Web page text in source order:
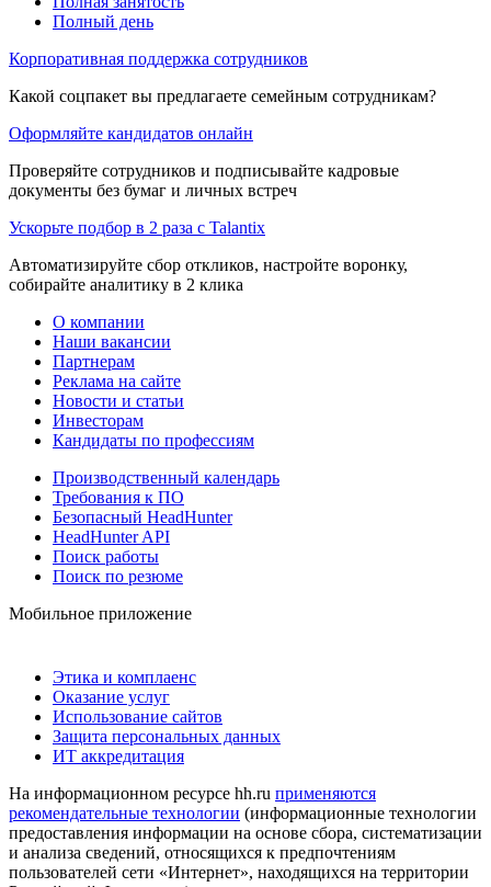
Полный день
Корпоративная поддержка сотрудников
Какой соцпакет вы предлагаете семейным сотрудникам?
Оформляйте кандидатов онлайн
Проверяйте сотрудников и подписывайте кадровые
документы без бумаг и личных встреч
Ускорьте подбор в 2 раза с Talantix
Автоматизируйте сбор откликов, настройте воронку,
собирайте аналитику в 2 клика
О компании
Наши вакансии
Партнерам
Реклама на сайте
Новости и статьи
Инвесторам
Кандидаты по профессиям
Производственный календарь
Требования к ПО
Безопасный HeadHunter
HeadHunter API
Поиск работы
Поиск по резюме
Мобильное приложение
Этика и комплаенс
Оказание услуг
Использование сайтов
Защита персональных данных
ИТ аккредитация
На информационном ресурсе hh.ru применяются
рекомендательные технологии (информационные технологии
предоставления информации на основе сбора, систематизации
и анализа сведений, относящихся к предпочтениям
пользователей сети «Интернет», находящихся на территории